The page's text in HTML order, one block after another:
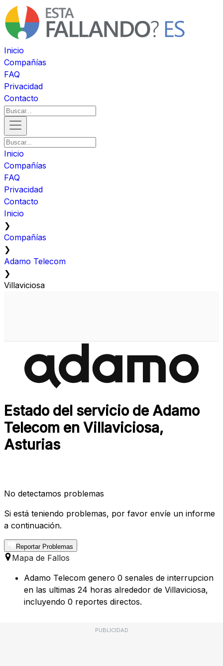
Inicio
Compañías
FAQ
Privacidad
Contacto
Inicio
Compañías
FAQ
Privacidad
Contacto
Inicio
❯
Compañías
❯
Adamo Telecom
❯
Villaviciosa
Estado del servicio de Adamo
Telecom en Villaviciosa,
Asturias
No detectamos problemas
Si está teniendo problemas, por favor envíe un informe
a continuación.
Reportar Problemas
Mapa de Fallos
Adamo Telecom genero 0 senales de interrupcion
en las ultimas 24 horas alrededor de Villaviciosa,
incluyendo 0 reportes directos.
PUBLICIDAD